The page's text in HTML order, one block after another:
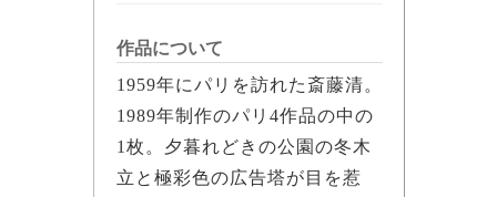
作品について
1959年にパリを訪れた斎藤清。
1989年制作のパリ4作品の中の
1枚。夕暮れどきの公園の冬木
立と極彩色の広告塔が目を惹